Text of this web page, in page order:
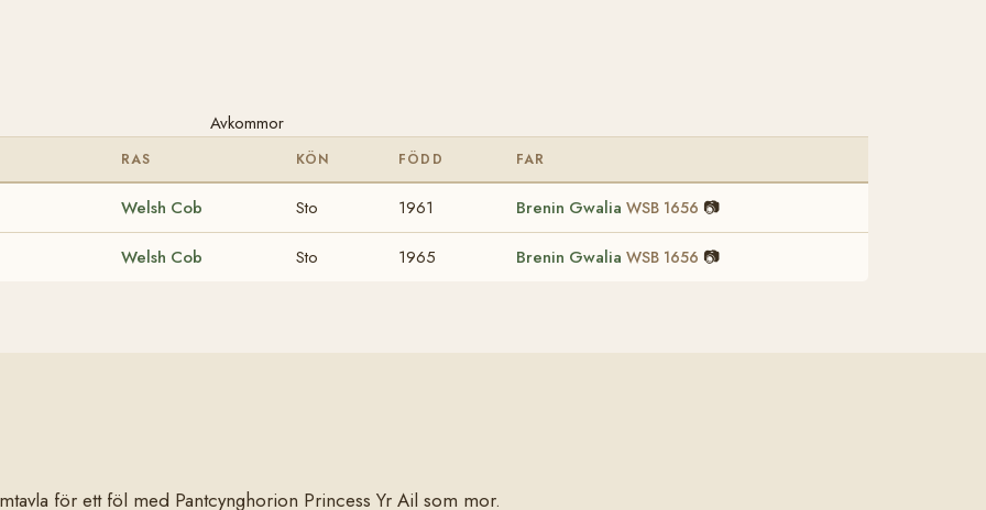
Avkommor
RAS KÖN FÖDD FAR
Welsh Cob Sto 1961 Brenin Gwalia WSB 1656 📷
Welsh Cob Sto 1965 Brenin Gwalia WSB 1656 📷
för ett föl med Pantcynghorion Princess Yr Ail som mor.